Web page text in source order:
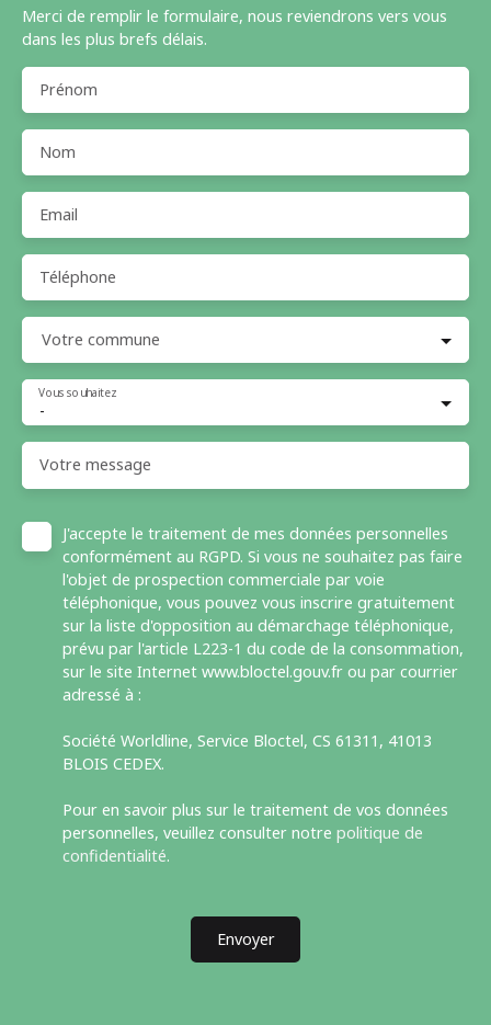
Merci de remplir le formulaire, nous reviendrons vers vous
dans les plus brefs délais.
Prénom
Nom
Email
Téléphone
Votre commune
-
Vous souhaitez
Votre message
J'accepte le traitement de mes données personnelles
conformément au RGPD. Si vous ne souhaitez pas faire
l'objet de prospection commerciale par voie
téléphonique, vous pouvez vous inscrire gratuitement
sur la liste d'opposition au démarchage téléphonique,
prévu par l'article L223-1 du code de la consommation,
sur le site Internet www.bloctel.gouv.fr ou par courrier
adressé à :
Société Worldline, Service Bloctel, CS 61311, 41013
BLOIS CEDEX.
Pour en savoir plus sur le traitement de vos données
personnelles, veuillez consulter notre politique de
confidentialité.
Envoyer